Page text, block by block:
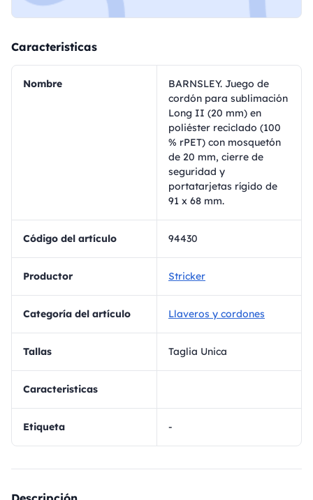
Caracteristicas
Nombre
BARNSLEY. Juego de
cordón para sublimación
Long II (20 mm) en
poliéster reciclado (100
% rPET) con mosquetón
de 20 mm, cierre de
seguridad y
portatarjetas rígido de
91 x 68 mm.
Código del artículo 94430
Productor Stricker
Categoría del artículo Llaveros y cordones
Tallas Taglia Unica
Caracteristicas
Etiqueta -